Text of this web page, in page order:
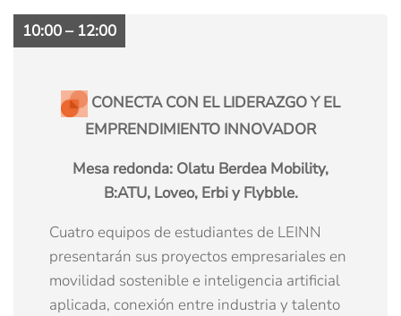
10:00 – 12:00
CONECTA CON EL LIDERAZGO Y EL
EMPRENDIMIENTO INNOVADOR
Mesa redonda: Olatu Berdea Mobility,
B:ATU, Loveo, Erbi y Flybble.
Cuatro equipos de estudiantes de LEINN
presentarán sus proyectos empresariales en
movilidad sostenible e inteligencia artificial
aplicada, conexión entre industria y talento